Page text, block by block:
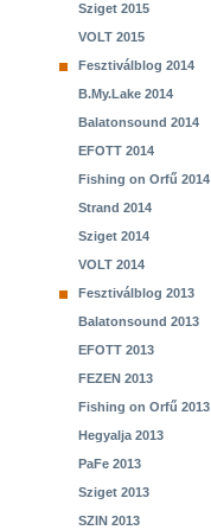
Sziget 2015
VOLT 2015
Fesztiválblog 2014
B.My.Lake 2014
Balatonsound 2014
EFOTT 2014
Fishing on Orfű 2014
Strand 2014
Sziget 2014
VOLT 2014
Fesztiválblog 2013
Balatonsound 2013
EFOTT 2013
FEZEN 2013
Fishing on Orfű 2013
Hegyalja 2013
PaFe 2013
Sziget 2013
SZIN 2013